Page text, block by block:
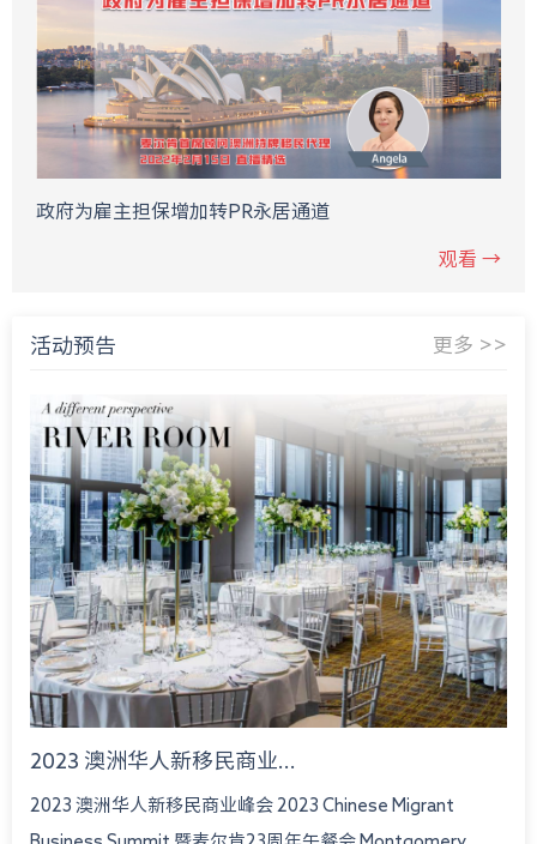
政府为雇主担保增加转PR永居通道
观看 →
活动预告 更多 >>
2023 澳洲华人新移民商业...
2023 澳洲华人新移民商业峰会 2023 Chinese Migrant